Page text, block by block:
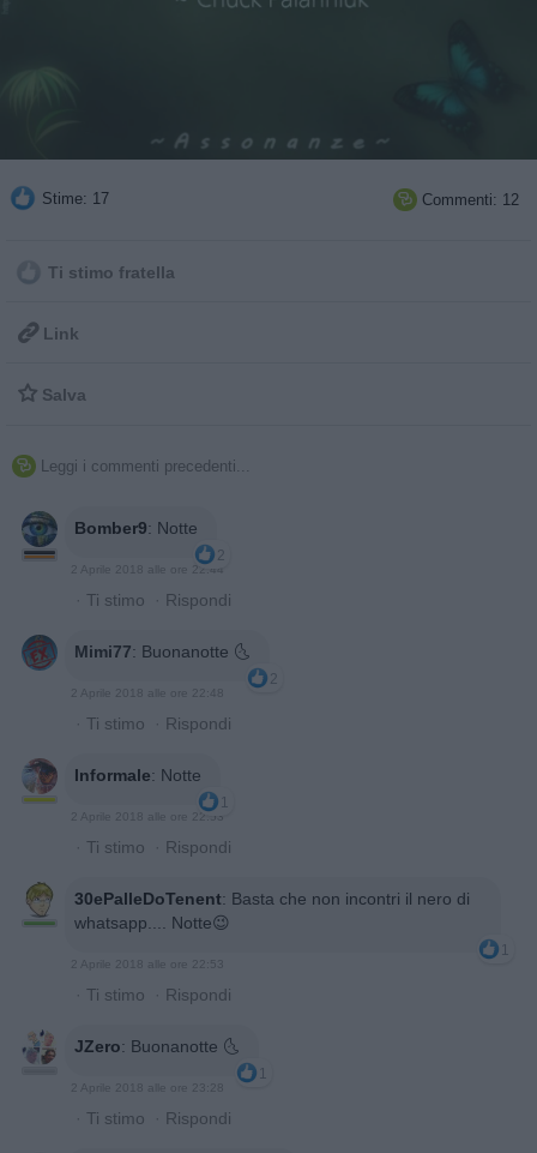
Stime: 17  Commenti: 12
Ti stimo fratella
 Link
 Salva
 Leggi i commenti precedenti...
Bomber9: Notte
2
2 Aprile 2018 alle ore 22:44
· Ti stimo · Rispondi
Mimi77: Buonanotte 🌜
2
2 Aprile 2018 alle ore 22:48
· Ti stimo · Rispondi
Informale: Notte
1
2 Aprile 2018 alle ore 22:53
· Ti stimo · Rispondi
30ePalleDoTenent: Basta che non incontri il nero di
whatsapp.... Notte😉
1
2 Aprile 2018 alle ore 22:53
· Ti stimo · Rispondi
JZero: Buonanotte 🌜
1
2 Aprile 2018 alle ore 23:28
· Ti stimo · Rispondi